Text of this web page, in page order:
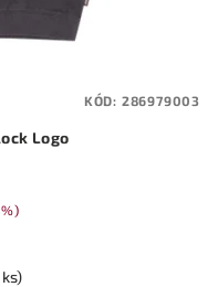
Logo
KÓD: 286979003